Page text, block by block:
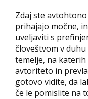
Zdaj ste
prihajajo močne,
uveljaviti s
človeštvom v
temelje, na
avtoriteto in
gotovo vidite, da
če le pomislite na